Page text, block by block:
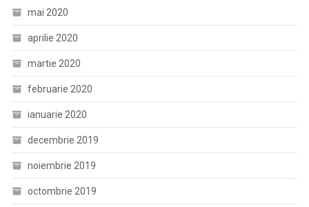
mai 2020
aprilie 2020
martie 2020
februarie 2020
ianuarie 2020
decembrie 2019
noiembrie 2019
octombrie 2019